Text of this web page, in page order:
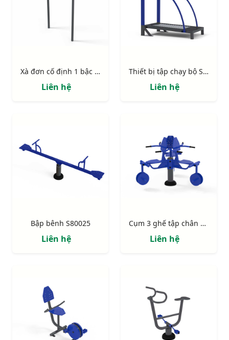
Xà đơn cố định 1 bậc S80032
Liên hệ
Thiết bị tập chạy bộ S80029
Liên hệ
Bập bênh S80025
Liên hệ
Cụm 3 ghế tập chân S80024
Liên hệ